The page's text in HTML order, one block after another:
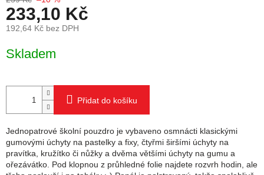
233,10 Kč
192,64 Kč bez DPH
Skladem
Přidat do košíku
Jednopatrové školní pouzdro je vybaveno osmnácti klasickými
gumovými úchyty na pastelky a fixy, čtyřmi širšími úchyty na
pravítka, kružítko či nůžky a dvěma většími úchyty na gumu a
ořezávátko. Pod klopnou z průhledné folie najdete rozvrh hodin, ale